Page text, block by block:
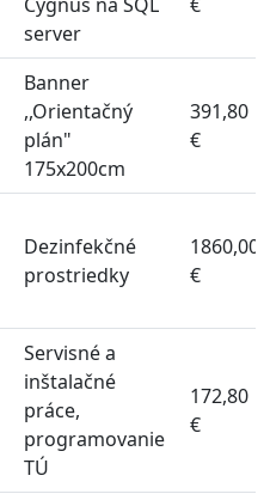
server
Banner
,,Orientačný
plán"
175x200cm
391,80
€
Dezinfekčné
prostriedky
1860,00
€
Servisné a
inštalačné
práce,
programovanie
TÚ
172,80
€